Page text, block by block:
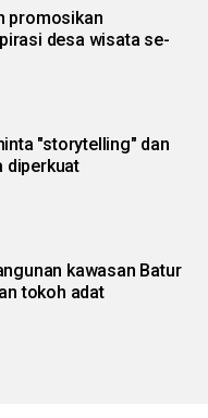
promosikan
desa wisata se-
"storytelling" dan
diperkuat
kawasan Batur
tokoh adat